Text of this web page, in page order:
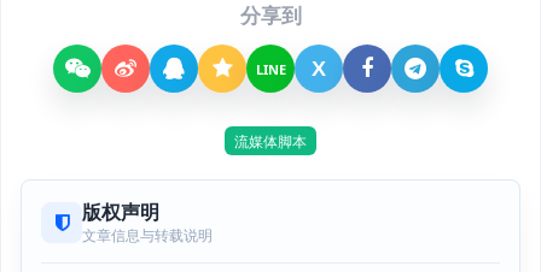
分享到
LINE X
流媒体脚本
版权声明
文章信息与转载说明